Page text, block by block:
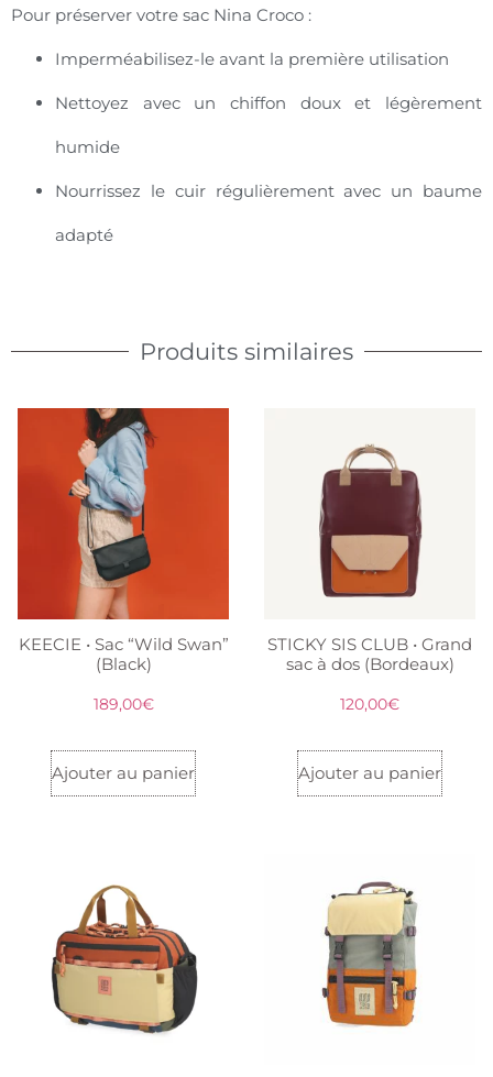
Pour préserver votre sac Nina Croco :
Imperméabilisez-le avant la première utilisation
Nettoyez avec un chiffon doux et légèrement
humide
Nourrissez le cuir régulièrement avec un baume
adapté
Produits similaires
KEECIE • Sac “Wild Swan”
(Black)
189,00€
Ajouter au panier
STICKY SIS CLUB • Grand
sac à dos (Bordeaux)
120,00€
Ajouter au panier